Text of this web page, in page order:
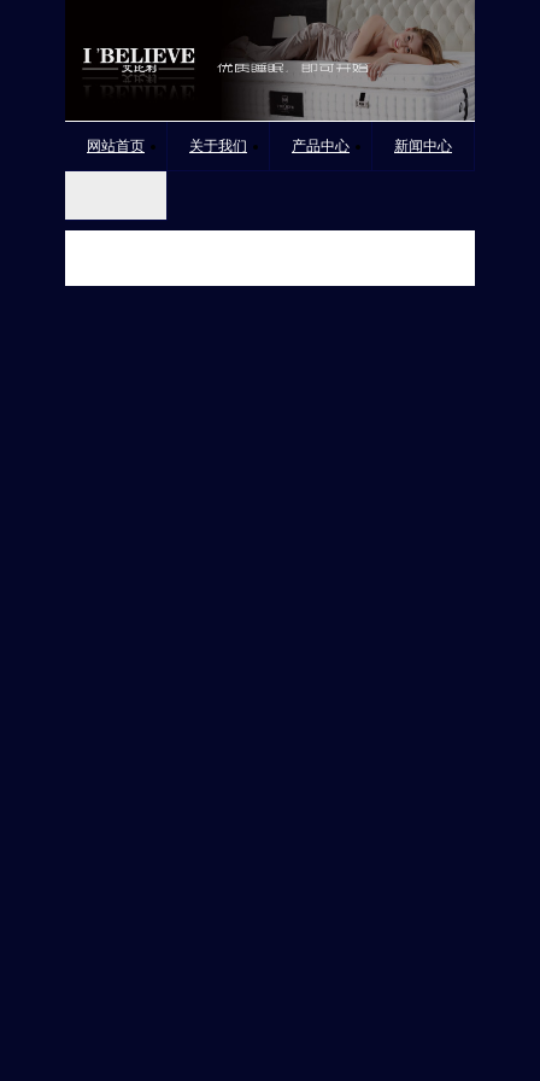
网站首页 关于我们 产品中心 新闻中心